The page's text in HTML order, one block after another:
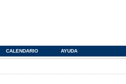
CALENDARIO AYUDA